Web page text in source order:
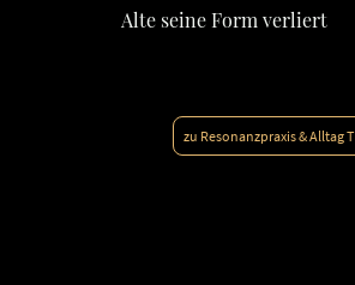
Alte seine Form verliert
zu Resonanzpraxis & Alltag T